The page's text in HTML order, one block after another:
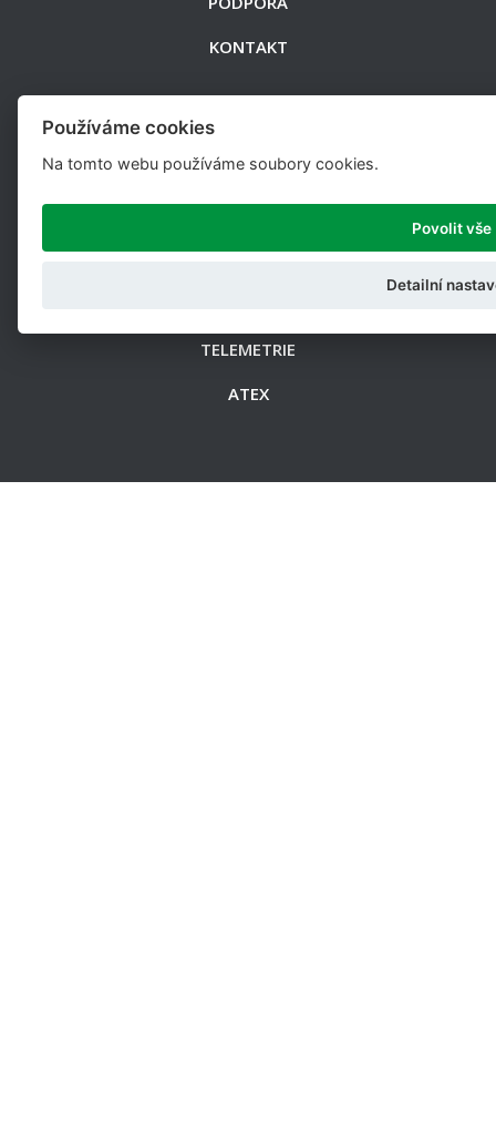
KONTAKT
Produkty
SNÍMAČE
TELEMETRIE
ATEX
Používáme cookies
Na tomto webu používáme soubory cookies.
Povolit vše
Detailní